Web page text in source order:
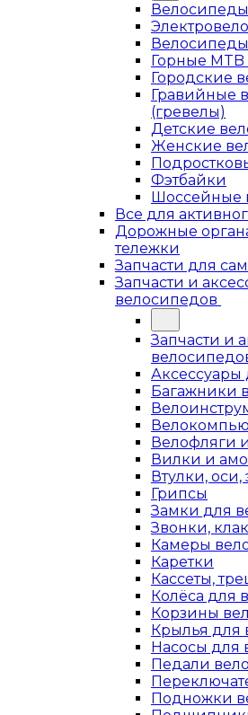
Велосипеды
Горные
Городские
Гравийные
(гревелы)
Детские
Женские
Фэтбайки
Шоссейные
Все для
Дорожные
тележки
Запчасти для
Запчасти и
велосипедов
Запчасти и
Аксессуары
Багажники
Велофляги
Вилки и
Втулки,
Грипсы
Замки для
Звонки,
Камеры
Каретки
Кассеты,
Колёса для
Корзины
Крылья для
Насосы для
Педали
Подножки